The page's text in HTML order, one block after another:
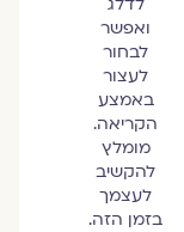
ואפשר
לבחור
לעצור
באמצע
הקריאה.
מומלץ
להקשיב
לעצמך
בזמן הזה.